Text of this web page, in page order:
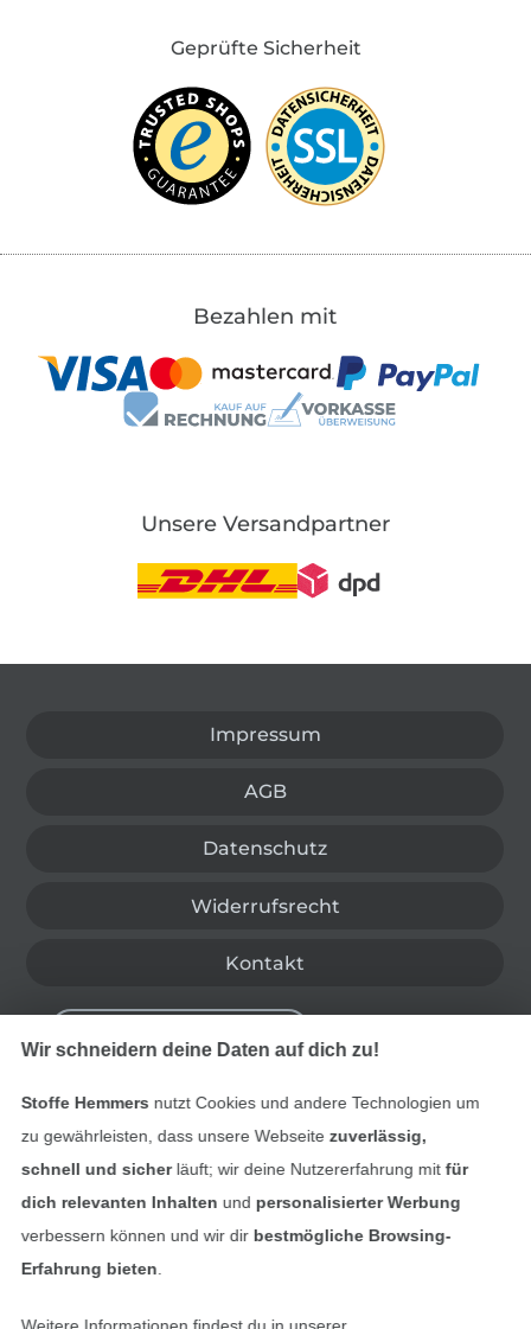
Geprüfte Sicherheit
Bezahlen mit
Unsere Versandpartner
Impressum
AGB
Datenschutz
Widerrufsrecht
Kontakt
Finde mehr Inspiration
Wir schneidern deine Daten auf dich zu!
Stoffe Hemmers nutzt Cookies und andere Technologien um
zu gewährleisten, dass unsere Webseite zuverlässig,
schnell und sicherläuft; wir deine Nutzererfahrung mitfür
dich relevanten Inhalten und personalisierter Werbung
verbessern können und wir dir bestmögliche Browsing-
Erfahrung bieten